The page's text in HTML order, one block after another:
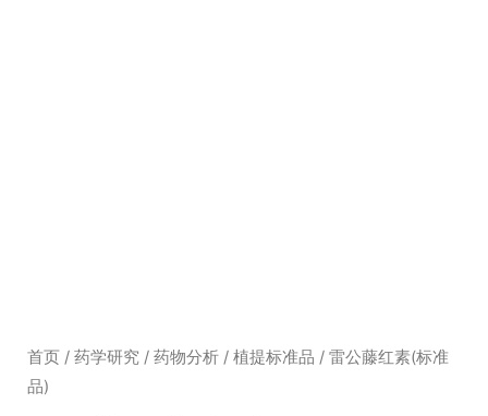
首页/ 药学研究/ 药物分析/ 植提标准品 / 雷公藤红素(标准
品)